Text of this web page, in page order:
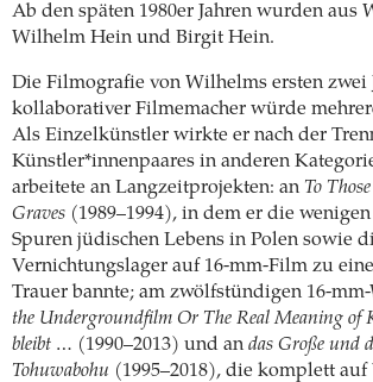
Ab den späten 1980er Jahren wurden aus
Wilhelm Hein und Birgit Hein.
Die Filmografie von Wilhelms ersten zwei
kollaborativer Filmemacher würde
Als Einzelkünstler wirkte er nach der
Künstler*innenpaares in anderen
arbeitete an Langzeitprojekten: an To
Graves (1989–1994), in dem er die
Spuren jüdischen Lebens in Polen sowie
Vernichtungslager auf 16-mm-Film zu
Trauer bannte; am zwölfstündigen 16-
the Undergroundfilm Or The Real Meaning of
bleibt … (1990–2013) und an das Große und
Tohuwabohu (1995–2018), die komplett